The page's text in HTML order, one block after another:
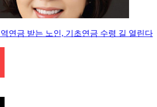
연금 받는 노인, 기초연금 수령 길 열린다